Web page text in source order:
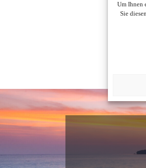
Um Ihnen
Sie